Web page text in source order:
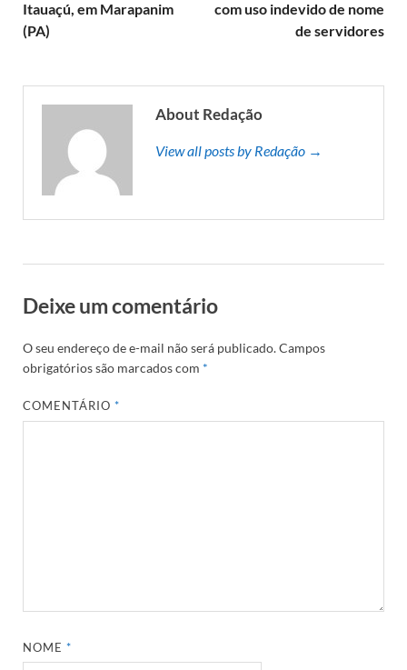
Itauaçú, em Marapanim
(PA)
com uso indevido de nome
de servidores
About Redação
View all posts by Redação →
Deixe um comentário
O seu endereço de e-mail não será publicado.Campos
obrigatórios são marcados com *
COMENTÁRIO*
NOME*